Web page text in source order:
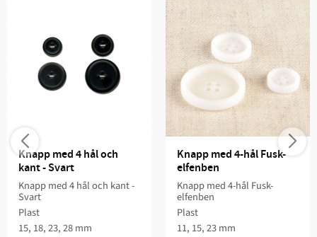
Knapp med 4 hål och
kant - Svart
Knapp med 4 hål och kant -
Svart
Plast
15, 18, 23, 28 mm
Knapp med 4-hål Fusk-
elfenben
Knapp med 4-hål Fusk-
elfenben
Plast
11, 15, 23 mm